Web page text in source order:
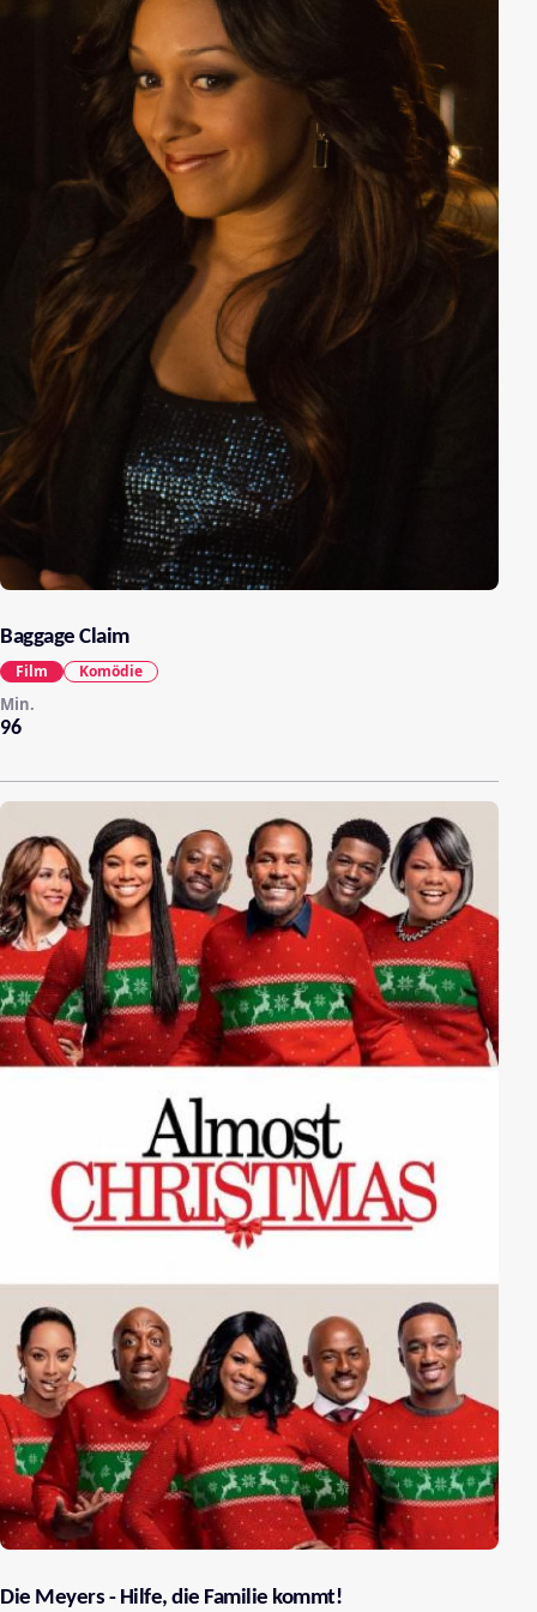
Baggage Claim
96
Min.
Film Komödie
Die Meyers - Hilfe, die Familie kommt!